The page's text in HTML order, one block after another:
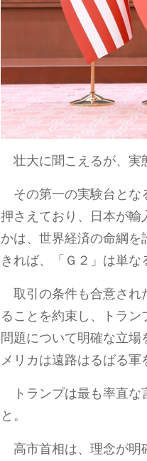
壮大に聞こえるが、実
その第一の実験台とな
押さえており、日本が
かは、世界経済の命綱
きれば、「Ｇ２」は単な
取引の条件も合意され
ることを約束し、トラ
問題について明確な立
メリカは遠路はるばる軍
トランプは最も率直な
と。
高市首相は、理念が明